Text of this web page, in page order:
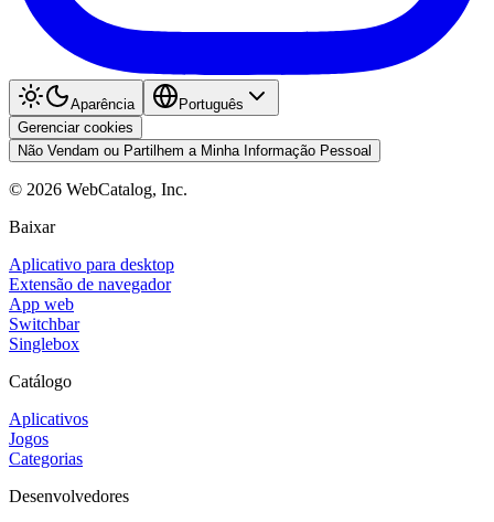
Aparência
Português
Gerenciar cookies
Não Vendam ou Partilhem a Minha Informação Pessoal
© 2026 WebCatalog, Inc.
Baixar
Aplicativo para desktop
Extensão de navegador
App web
Switchbar
Singlebox
Catálogo
Aplicativos
Jogos
Categorias
Desenvolvedores